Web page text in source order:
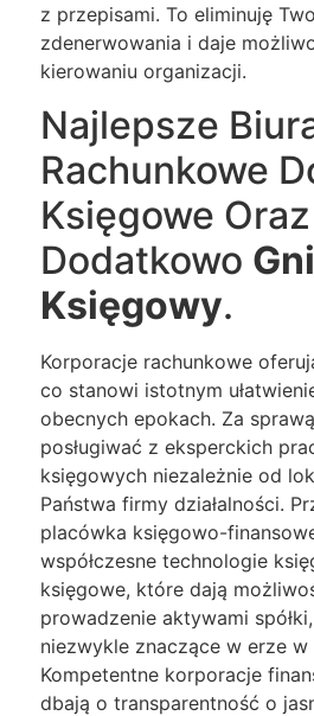
z przepisami. To eliminuję
zdenerwowania i daje
kierowaniu organizacji.
Najlepsze
Rachunkowe
Księgowe Oraz
Dodatkowo
Księgowy.
Korporacje rachunkowe
co stanowi istotnym
obecnych epokach. Za
posługiwać z eksperckich
księgowych niezależnie od
Państwa firmy działalności.
placówka księgowo-
współczesne technologie
księgowe, które dają
prowadzenie aktywami
niezwykle znaczące w erze
Kompetentne korporacje
dbają o transparentność o